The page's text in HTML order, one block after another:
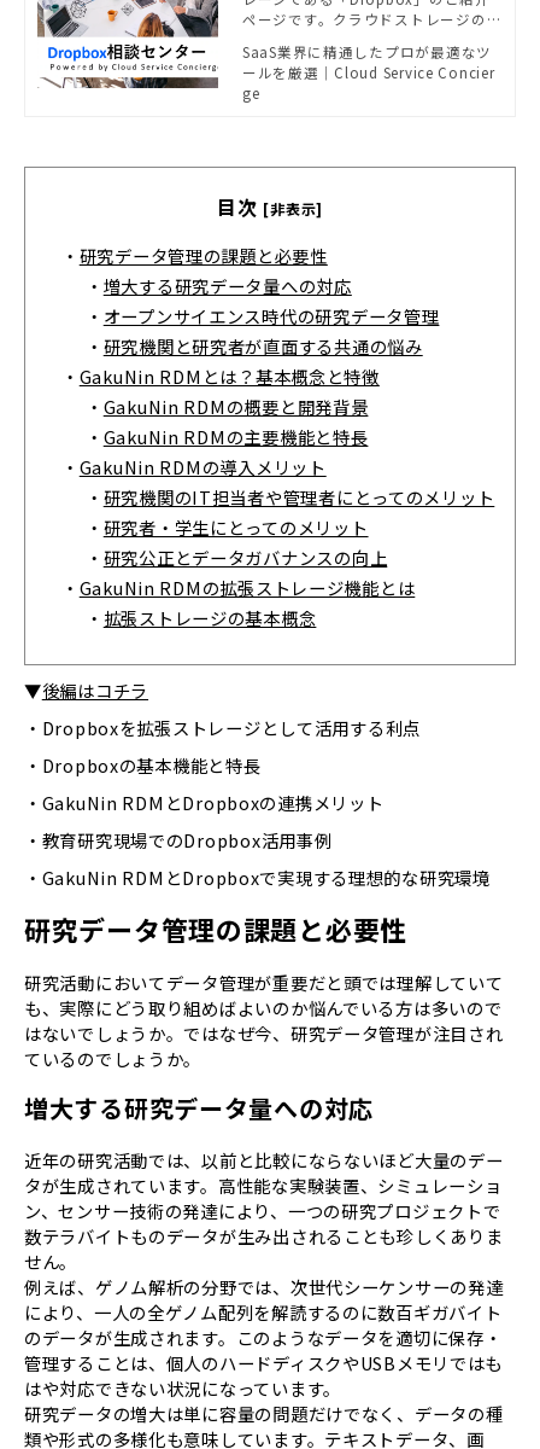
ncierge
ページです。クラウドストレージの導
気軽にご相談ください。
SaaS業界に精通したプロが最適なツ
ールを厳選｜Cloud Service Concier
ge
目次 [非表示]
・ 研究データ管理の課題と必要性
・ 増大する研究データ量への対応
・ オープンサイエンス時代の研究データ管理
・ 研究機関と研究者が直面する共通の悩み
・ GakuNin RDMとは？基本概念と特徴
・ GakuNin RDMの概要と開発背景
・ GakuNin RDMの主要機能と特長
・ GakuNin RDMの導入メリット
・ 研究機関のIT担当者や管理者にとってのメリット
・ 研究者・学生にとってのメリット
・ 研究公正とデータガバナンスの向上
・ GakuNin RDMの拡張ストレージ機能とは
・ 拡張ストレージの基本概念
▼後編はコチラ
・Dropboxを拡張ストレージとして活用する利点
・Dropboxの基本機能と特長
・GakuNin RDMとDropboxの連携メリット
・教育研究現場でのDropbox活用事例
・GakuNin RDMとDropboxで実現する理想的な研究環境
研究データ管理の課題と必要性
研究活動においてデータ管理が重要だと頭では理解していて
も、実際にどう取り組めばよいのか悩んでいる方は多いので
はないでしょうか。ではなぜ今、研究データ管理が注目され
ているのでしょうか。
増大する研究データ量への対応
近年の研究活動では、以前と比較にならないほど大量のデー
タが生成されています。高性能な実験装置、シミュレーショ
ン、センサー技術の発達により、一つの研究プロジェクトで
数テラバイトものデータが生み出されることも珍しくありま
せん。
例えば、ゲノム解析の分野では、次世代シーケンサーの発達
により、一人の全ゲノム配列を解読するのに数百ギガバイト
のデータが生成されます。このようなデータを適切に保存・
管理することは、個人のハードディスクやUSBメモリではも
はや対応できない状況になっています。
研究データの増大は単に容量の問題だけでなく、データの種
類や形式の多様化も意味しています。テキストデータ、画